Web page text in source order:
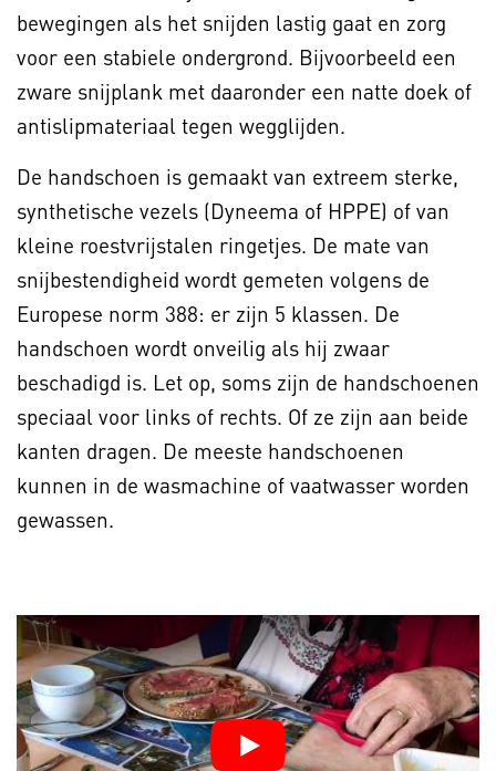
bewegingen als het snijden lastig gaat en zorg
voor een stabiele ondergrond. Bijvoorbeeld een
zware snijplank met daaronder een natte doek of
antislipmateriaal tegen wegglijden.
De handschoen is gemaakt van extreem sterke,
synthetische vezels (Dyneema of HPPE) of van
kleine roestvrijstalen ringetjes. De mate van
snijbestendigheid wordt gemeten volgens de
Europese norm 388: er zijn 5 klassen. De
handschoen wordt onveilig als hij zwaar
beschadigd is. Let op, soms zijn de handschoenen
speciaal voor links of rechts. Of ze zijn aan beide
kanten dragen. De meeste handschoenen
kunnen in de wasmachine of vaatwasser worden
gewassen.